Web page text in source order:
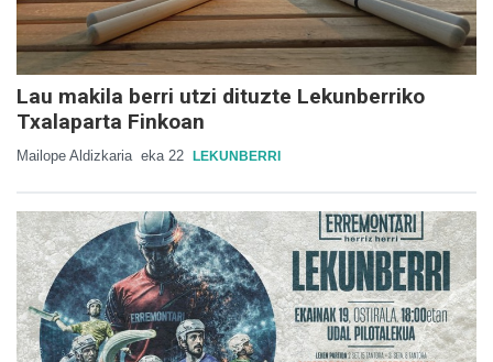
Lau makila berri utzi dituzte Lekunberriko
Txalaparta Finkoan
Mailope Aldizkaria eka 22 LEKUNBERRI